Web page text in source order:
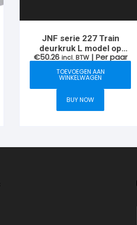
JNF serie 227 Train
deurkruk L model op
rozet, RVS-geborsteld
€50.26 incl. BTW | Per paar
TOEVOEGEN AAN
WINKELWAGEN
BUY NOW